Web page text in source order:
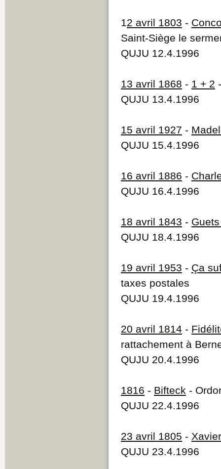
1 2 avril 1803 -
Saint-Siège le
QUJU 12.4.1996
13 avril 1868 - 1 + 2
QUJU 13.4.1996
15 avril 1927 -
QUJU 15.4.1996
16 avril 1886 -
QUJU 16.4.1996
18 avril 1843 -
QUJU 18.4.1996
19 avril 1953 - Ça
taxes postales
QUJU 19.4.1996
20 avril 1814 -
rattachement à
QUJU 20.4.1996
1816 - Bifteck -
QUJU 22.4.1996
23 avril 1805 -
QUJU 23.4.1996